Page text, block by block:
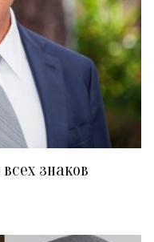
знаков